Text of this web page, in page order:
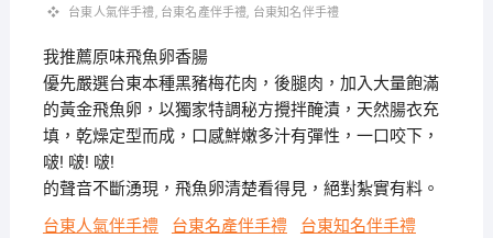
台東人氣伴手禮, 台東名產伴手禮, 台東知名伴手禮
我推薦原味飛魚卵香腸
優先嚴選台東本種黑豬梅花肉，後腿肉，加入大量飽滿
的黃金飛魚卵，以獨家特調秘方攪拌醃漬，天然腸衣充
填，乾燥定型而成，口感鮮嫩多汁有彈性，一口咬下，
啵! 啵! 啵!
的聲音不斷湧現，飛魚卵清楚看得見，絕對紮實有料。
台東人氣伴手禮
台東名產伴手禮 台東知名伴手禮